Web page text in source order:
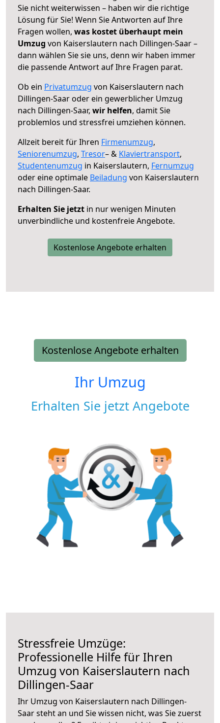
Sie nicht weiterwissen – haben wir die richtige
Lösung für Sie! Wenn Sie Antworten auf Ihre
Fragen wollen, was kostet überhaupt mein
Umzug von Kaiserslautern nach Dillingen-Saar –
dann wählen Sie sie uns, denn wir haben immer
die passende Antwort auf Ihre Fragen parat.
Ob ein Privatumzug von Kaiserslautern nach
Dillingen-Saar oder ein gewerblicher Umzug
nach Dillingen-Saar, wir helfen, damit Sie
problemlos und stressfrei umziehen können.
Allzeit bereit für Ihren Firmenumzug,
Seniorenumzug, Tresor– & Klaviertransport,
Studentenumzug in Kaiserslautern, Fernumzug
oder eine optimale Beiladung von Kaiserslautern
nach Dillingen-Saar.
Erhalten Sie jetzt in nur wenigen Minuten
unverbindliche und kostenfreie Angebote.
Kostenlose Angebote erhalten
Kostenlose Angebote erhalten
Ihr Umzug
Erhalten Sie jetzt Angebote
Stressfreie Umzüge:
Professionelle Hilfe für Ihren
Umzug von Kaiserslautern nach
Dillingen-Saar
Ihr Umzug von Kaiserslautern nach Dillingen-
Saar steht an und Sie wissen nicht, was Sie zuerst